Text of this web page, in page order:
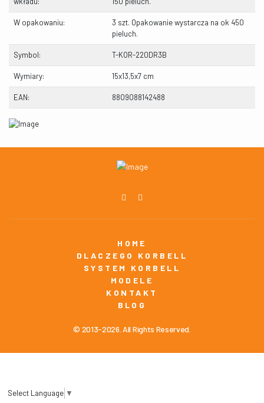
W opakowaniu:
3 szt. Opakowanie wystarcza na ok 450
pieluch.
Symbol: T-KOR-220DR3B
Wymiary: 15x13,5x7 cm
EAN: 8809088142488
HOME
DLACZEGO KORBELL
SYSTEM KORBELL
MODELE
KONTAKT
BLOG
© 2013-2026. All Rights Reserved.
Select Language ▼